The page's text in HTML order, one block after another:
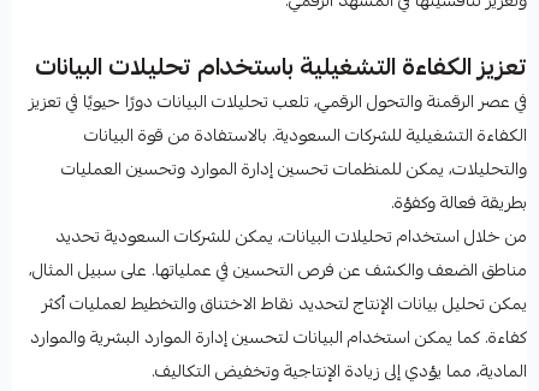
تعزيز الكفاءة التشغيلية باستخدام تحليلات البيانات
في عصر الرقمنة والتحول الرقمي، تلعب تحليلات البيانات دورًا حيويًا في تعزيز
الكفاءة التشغيلية للشركات السعودية. بالاستفادة من قوة البيانات
والتحليلات، يمكن للمنظمات تحسين إدارة الموارد وتحسين العمليات
بطريقة فعالة وكفؤة.
من خلال استخدام تحليلات البيانات، يمكن للشركات السعودية تحديد
مناطق الضعف والكشف عن فرص التحسين في عملياتها. على سبيل المثال،
يمكن تحليل بيانات الإنتاج لتحديد نقاط الاختناق والتخطيط لعمليات أكثر
كفاءة. كما يمكن استخدام البيانات لتحسين إدارة الموارد البشرية والموارد
المادية، مما يؤدي إلى زيادة الإنتاجية وتخفيض التكاليف.